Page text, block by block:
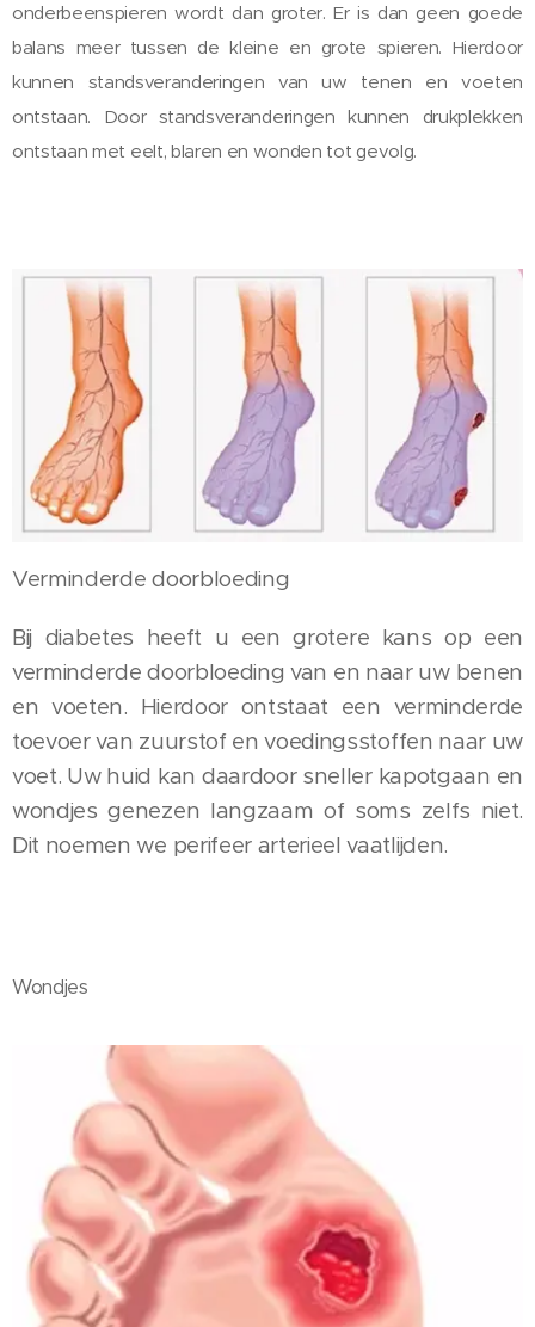
onderbeenspieren wordt dan groter. Er is dan geen goede
balans meer tussen de kleine en grote spieren. Hierdoor
kunnen standsveranderingen van uw tenen en voeten
ontstaan. Door standsveranderingen kunnen drukplekken
ontstaan met eelt, blaren en wonden tot gevolg.
Verminderde doorbloeding
Bij diabetes heeft u een grotere kans op een
verminderde doorbloeding van en naar uw benen
en voeten. Hierdoor ontstaat een verminderde
toevoer van zuurstof en voedingsstoffen naar uw
voet. Uw huid kan daardoor sneller kapotgaan en
wondjes genezen langzaam of soms zelfs niet.
Dit noemen we perifeer arterieel vaatlijden.
Wondjes